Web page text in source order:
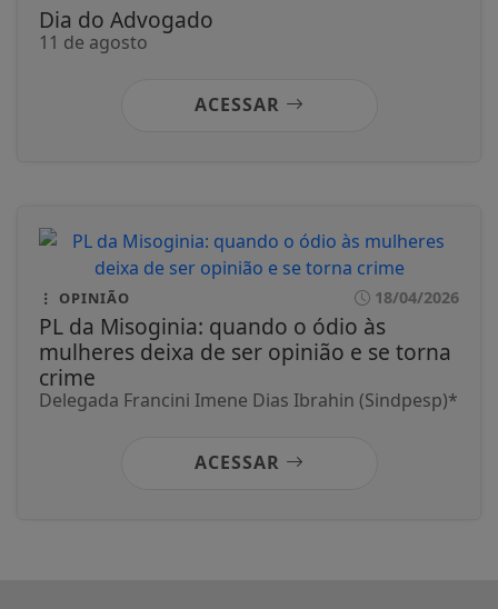
Dia do Advogado
11 de agosto
ACESSAR
OPINIÃO 18/04/2026
PL da Misoginia: quando o ódio às
mulheres deixa de ser opinião e se torna
crime
Delegada Francini Imene Dias Ibrahin (Sindpesp)*
ACESSAR